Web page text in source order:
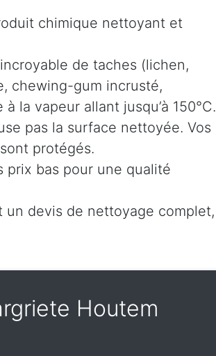
chimique nettoyant et
de taches (lichen,
chewing-gum incrusté,
la vapeur allant jusqu’à 150°C.
pas la surface nettoyée. Vos
protégés.
prix bas pour une qualité
un devis de nettoyage complet,
Houtem